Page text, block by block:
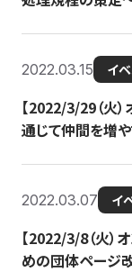
2022.03.15 イ
【2022/3/29（火
通じて仲間を増
2022.03.07 イ
【2022/3/8（火）
めの団体ページ